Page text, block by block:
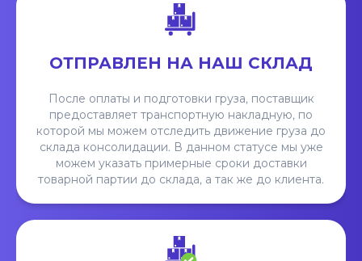
ОТПРАВЛЕН НА НАШ СКЛАД
После оплаты и подготовки груза, поставщик
предоставляет транспортную накладную, по
которой мы можем отследить движение груза до
склада консолидации. В данном статусе мы уже
можем указать примерные сроки доставки
товарной партии до склада, а так же до клиента.